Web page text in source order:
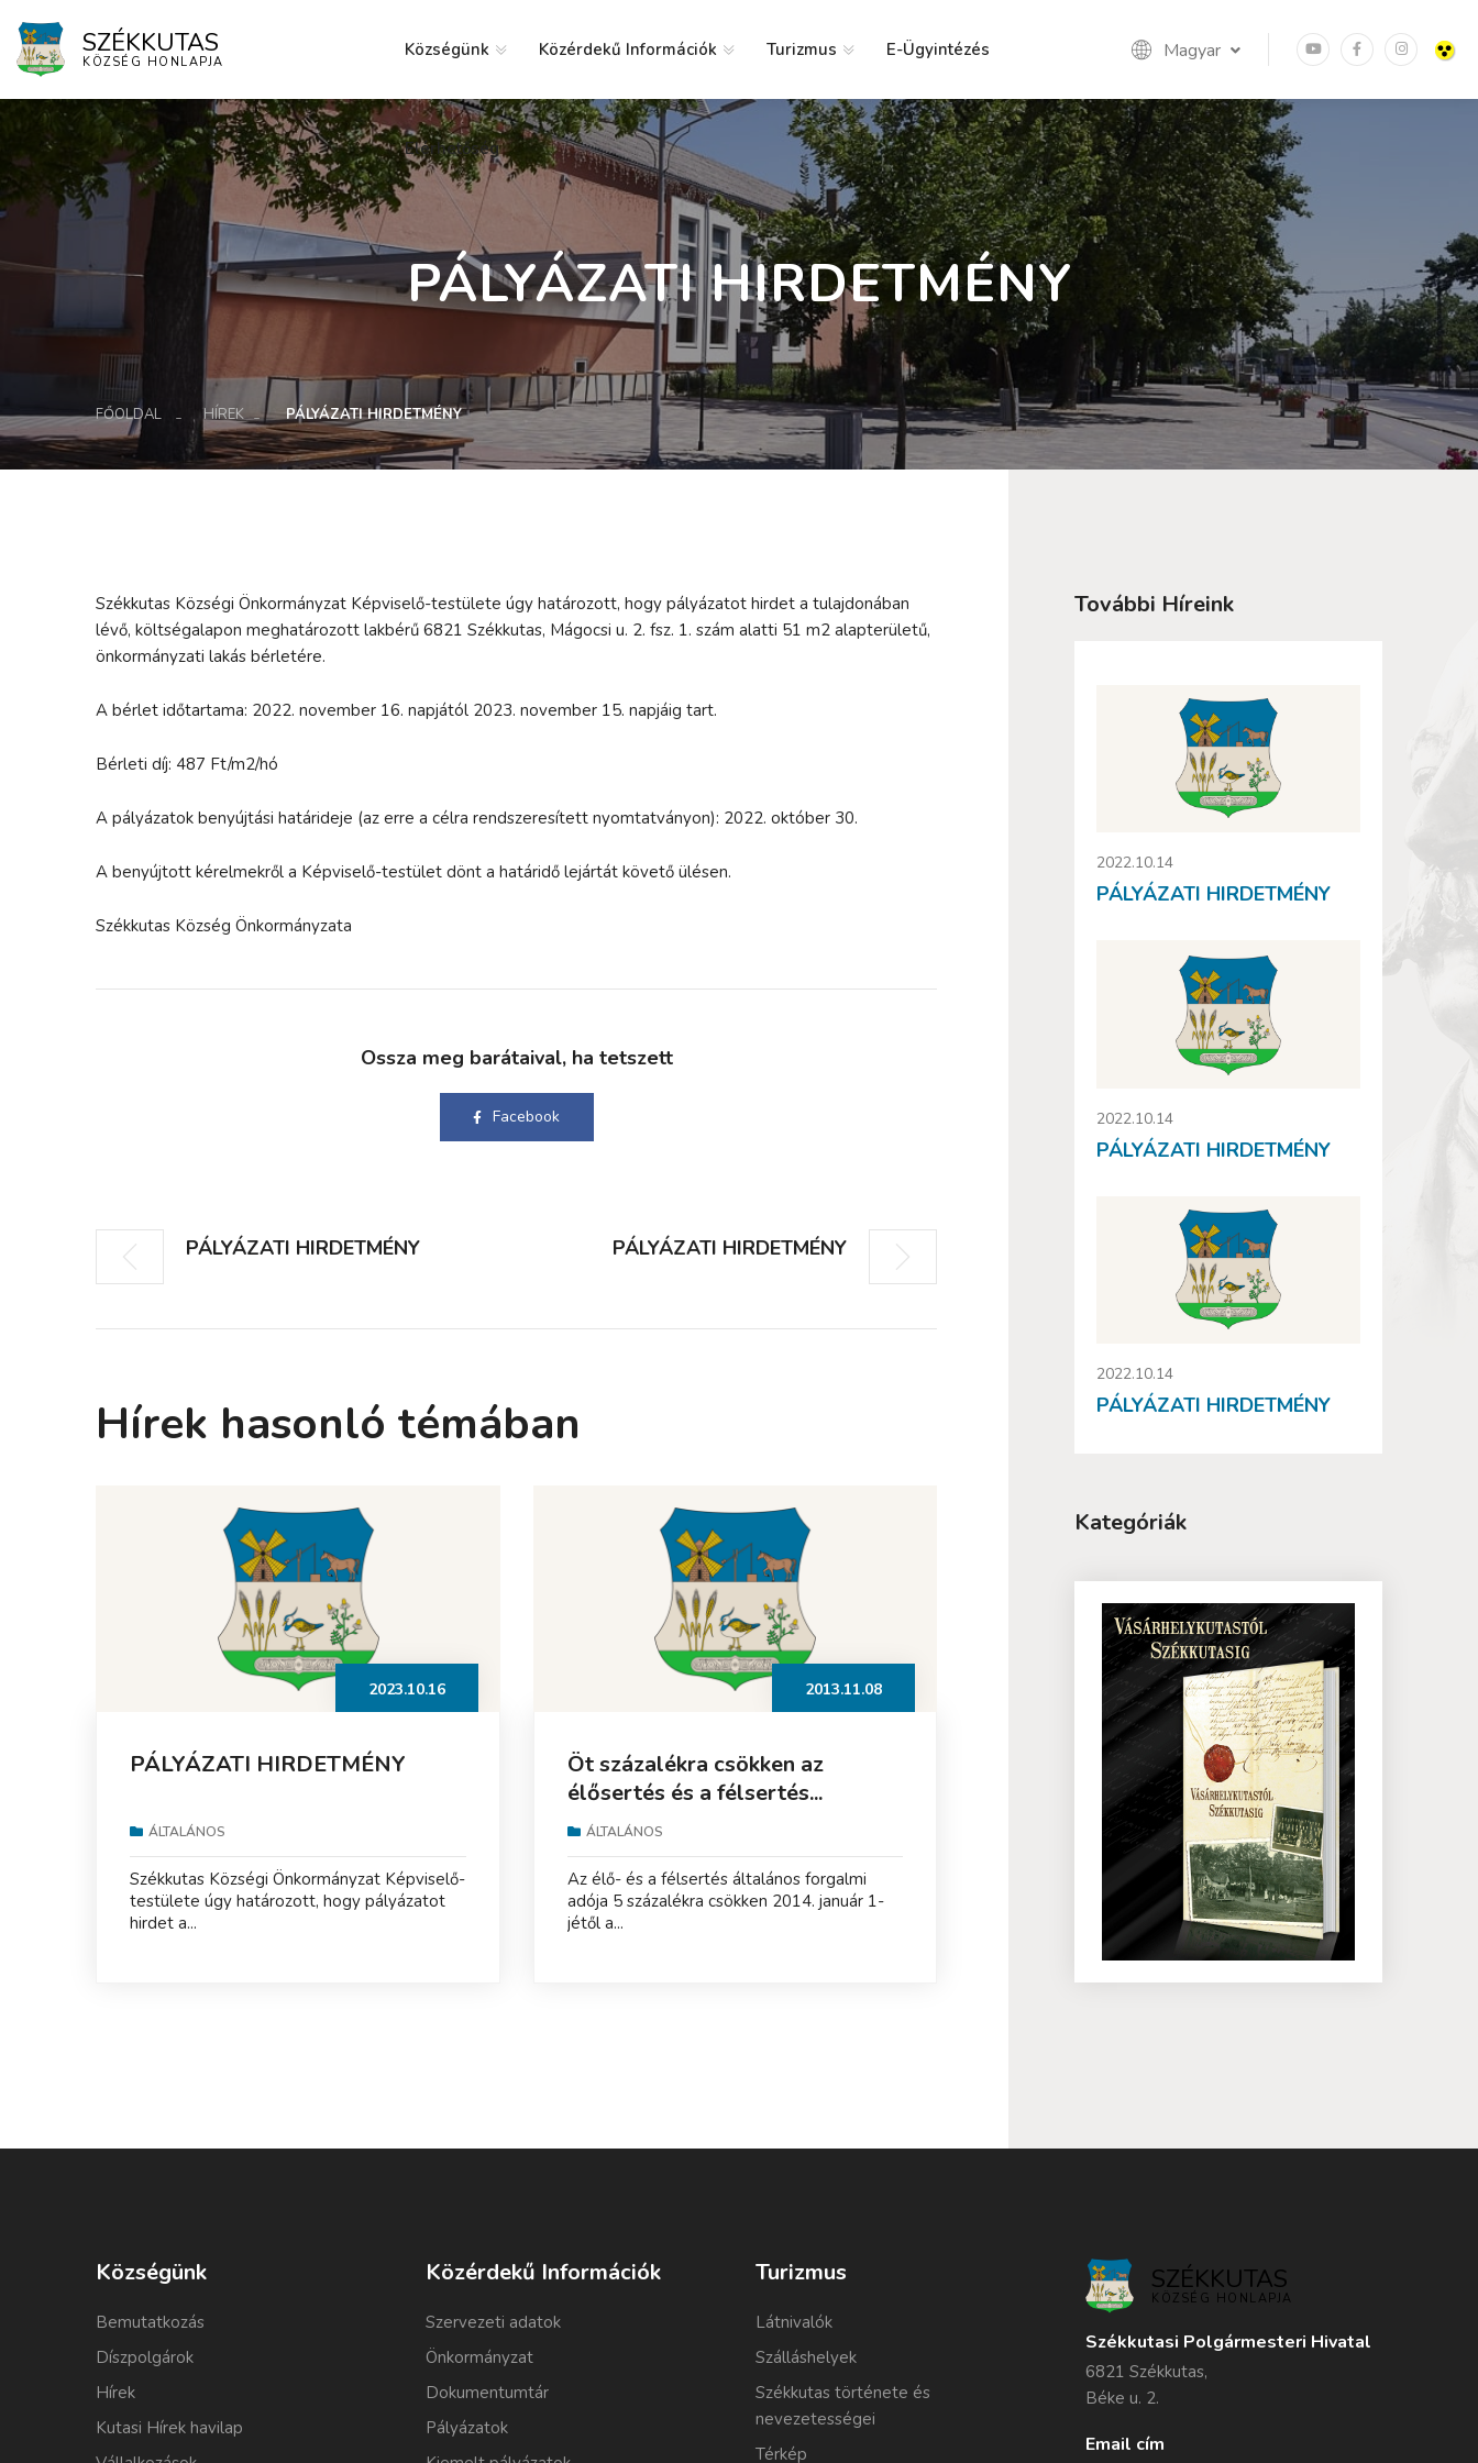
SZÉKKUTAS
KÖZSÉG HONLAPJA Magyar
Községünk Közérdekű Információk Turizmus E-Ügyintézés
Elérhetőség
PÁLYÁZATI HIRDETMÉNY
FŐOLDAL HÍREK PÁLYÁZATI HIRDETMÉNY
Székkutas Községi Önkormányzat Képviselő-testülete úgy határozott, hogy pályázatot hirdet a tulajdonában
lévő, költségalapon meghatározott lakbérű 6821 Székkutas, Mágocsi u. 2. fsz. 1. szám alatti 51 m2 alapterületű,
önkormányzati lakás bérletére.
A bérlet időtartama: 2022. november 16. napjától 2023. november 15. napjáig tart.
Bérleti díj: 487 Ft/m2/hó
A pályázatok benyújtási határideje (az erre a célra rendszeresített nyomtatványon): 2022. október 30.
A benyújtott kérelmekről a Képviselő-testület dönt a határidő lejártát követő ülésen.
Székkutas Község Önkormányzata
Ossza meg barátaival, ha tetszett
Facebook
PÁLYÁZATI HIRDETMÉNY PÁLYÁZATI HIRDETMÉNY
Hírek hasonló témában
2023.10.16
PÁLYÁZATI HIRDETMÉNY
ÁLTALÁNOS
Székkutas Községi Önkormányzat Képviselő-
testülete úgy határozott, hogy pályázatot
hirdet a...
2013.11.08
Öt százalékra csökken az
élősertés és a félsertés...
ÁLTALÁNOS
Az élő- és a félsertés általános forgalmi
adója 5 százalékra csökken 2014. január 1-
jétől a...
További Híreink
2022.10.14
PÁLYÁZATI HIRDETMÉNY
2022.10.14
PÁLYÁZATI HIRDETMÉNY
2022.10.14
PÁLYÁZATI HIRDETMÉNY
Kategóriák
Községünk
Bemutatkozás
Díszpolgárok
Hírek
Kutasi Hírek havilap
Közérdekű Információk
Szervezeti adatok
Önkormányzat
Dokumentumtár
Pályázatok
Turizmus
Látnivalók
Szálláshelyek
Székkutas története és
nevezetességei
Térkép
SZÉKKUTAS
KÖZSÉG HONLAPJA
Székkutasi Polgármesteri Hivatal
6821 Székkutas,
Béke u. 2.
Email cím